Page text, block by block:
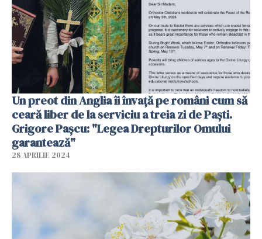
Un preot din Anglia îi învață pe români cum să
ceară liber de la serviciu a treia zi de Paști.
Grigore Pașcu: "Legea Drepturilor Omului
garantează"
28 APRILIE 2024